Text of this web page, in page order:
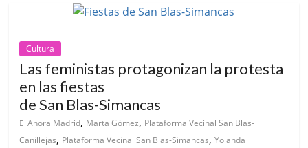
Cultura
Las feministas protagonizan la protesta
en las fiestas
de San Blas-Simancas
Ahora Madrid, Marta Gómez, Plataforma Vecinal San Blas-
Canillejas, Plataforma Vecinal San Blas-Simancas,Yolanda